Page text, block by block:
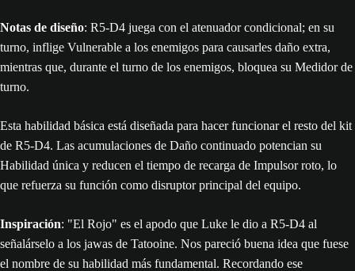
Notas de diseño: R5-D4 juega con el atenuador condicional; en su
turno, inflige Vulnerable a los enemigos para causarles daño extra,
mientras que, durante el turno de los enemigos, bloquea su Medidor de
turno.
Esta habilidad básica está diseñada para hacer funcionar el resto del kit
de R5-D4. Las acumulaciones de Daño continuado potencian su
Habilidad única y reducen el tiempo de recarga de Impulsor roto, lo
que refuerza su función como disruptor principal del equipo.
Inspiración: "El Rojo" es el apodo que Luke le dio a R5-D4 al
señalárselo a los jawas de Tatooine. Nos pareció buena idea que fuese
el nombre de su habilidad más fundamental. Recordando ese